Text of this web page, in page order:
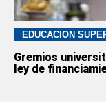
EDUCACION
Gremios
ley de